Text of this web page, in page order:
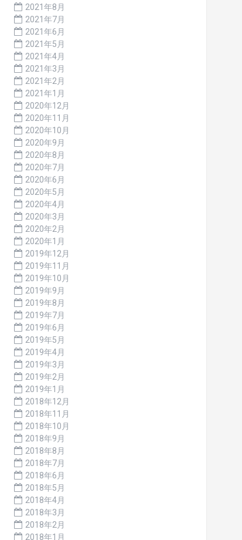
2021年8月
2021年7月
2021年6月
2021年5月
2021年4月
2021年3月
2021年2月
2021年1月
2020年12月
2020年11月
2020年10月
2020年9月
2020年8月
2020年7月
2020年6月
2020年5月
2020年4月
2020年3月
2020年2月
2020年1月
2019年12月
2019年11月
2019年10月
2019年9月
2019年8月
2019年7月
2019年6月
2019年5月
2019年4月
2019年3月
2019年2月
2019年1月
2018年12月
2018年11月
2018年10月
2018年9月
2018年8月
2018年7月
2018年6月
2018年5月
2018年4月
2018年3月
2018年2月
2018年1月